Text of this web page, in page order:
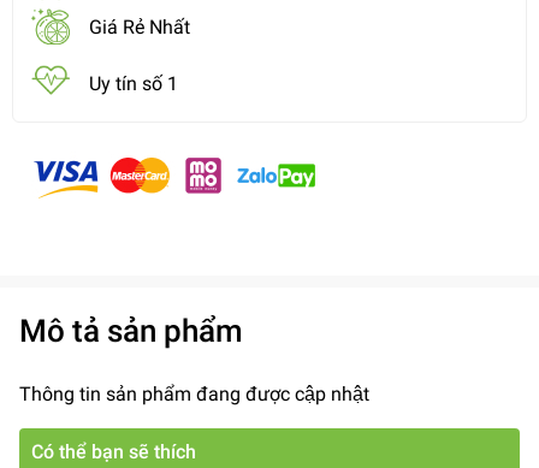
Giá Rẻ Nhất
Uy tín số 1
Mô tả sản phẩm
Thông tin sản phẩm đang được cập nhật
Có thể bạn sẽ thích